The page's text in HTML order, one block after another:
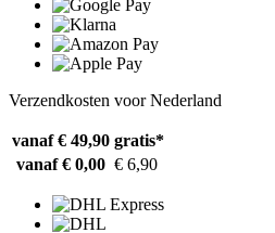
Verzendkosten voor Nederland
vanaf € 49,90 gratis*
vanaf € 0,00 € 6,90